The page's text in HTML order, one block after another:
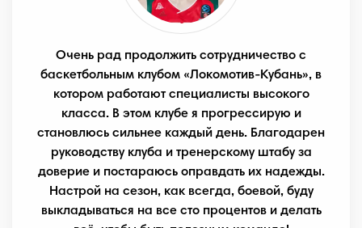
Очень рад продолжить сотрудничество с
баскетбольным клубом «Локомотив-Кубань», в
котором работают специалисты высокого
класса. В этом клубе я прогрессирую и
становлюсь сильнее каждый день. Благодарен
руководству клуба и тренерскому штабу за
доверие и постараюсь оправдать их надежды.
Настрой на сезон, как всегда, боевой, буду
выкладываться на все сто процентов и делать